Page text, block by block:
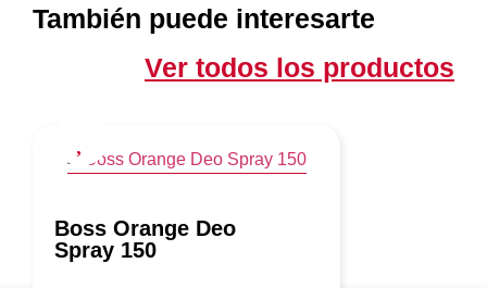
También puede interesarte
Ver todos los productos
Orange Deo
150